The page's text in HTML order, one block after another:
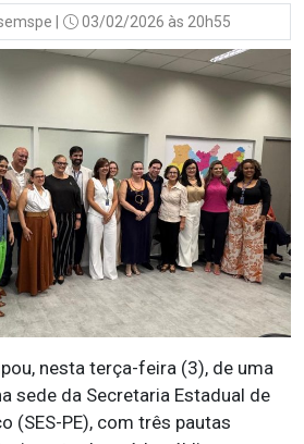
| 03/02/2026 às 20h55
nesta terça-feira (3), de uma
sede da Secretaria Estadual de
(SES-PE), com três pautas